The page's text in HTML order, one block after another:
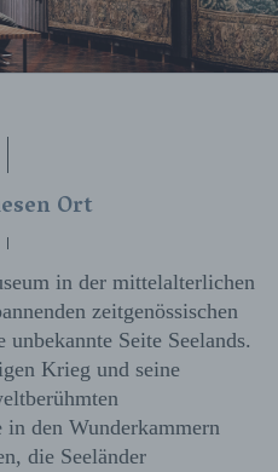
Ort
in der mittelalterlichen
zeitgenössischen
Seite Seelands.
Krieg und seine
in den Wunderkammern
die Seeländer